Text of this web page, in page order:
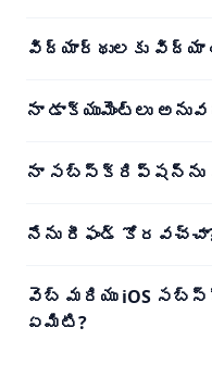
విద్యార్థులకు విద్యా
నా డాక్యుమెంట్లు
నా సబ్‌స్క్రిప్షన్‌ను
నేను రీఫండ్
వెబ్ మరియు iOS
ఏమిటి?